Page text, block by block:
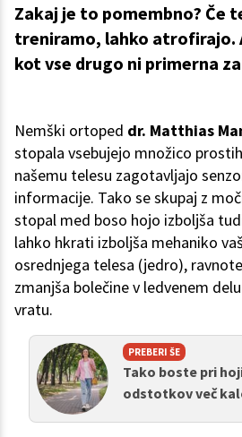
Zakaj je to pomembno? Če
treniramo, lahko atrofirajo.
kot vse drugo ni primerna
Nemški ortoped dr. Matthias
stopala vsebujejo množico
našemu telesu zagotavljajo
informacije. Tako se skupaj z
stopal med boso hojo izboljša
lahko hkrati izboljša mehaniko
osrednjega telesa (jedro),
zmanjša bolečine v ledvenem
vratu.
PREBERI ŠE
Tako boste pri
odstotkov več